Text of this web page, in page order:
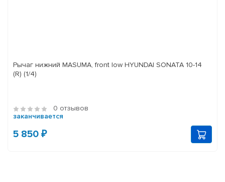
Рычаг нижний MASUMA, front low HYUNDAI SONATA 10-14
(R) (1/4)
0 отзывов
заканчивается
5 850 ₽